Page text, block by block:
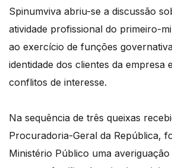
Spinumviva abriu-se a discussão
atividade profissional do primeiro-
ao exercício de funções
identidade dos clientes da empresa
conflitos de interesse.
Na sequência de três queixas
Procuradoria-Geral da República,
Ministério Público uma